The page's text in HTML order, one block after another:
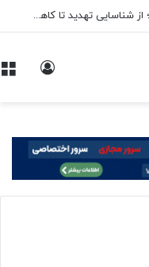
روش‌های جلوگیری از حملات Zero-Day؛ از شناسایی تهدید تا کاهش ریسک